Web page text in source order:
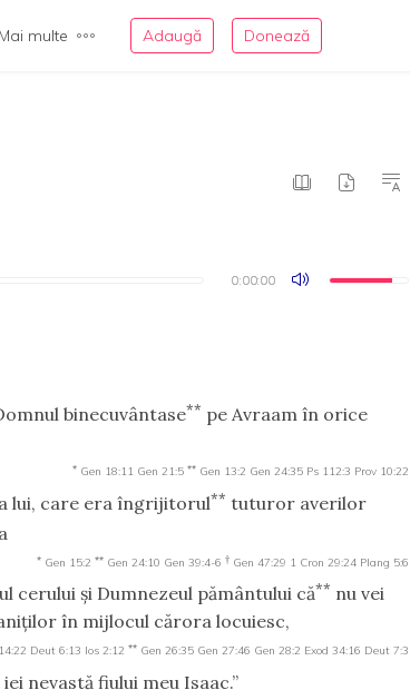
Mai multe Adaugă Donează
0:00:00
0:00:00
binecuvântase** pe Avraam în orice
* Gen 18:11 Gen 21:5 ** Gen 13:2 Gen 24:35 Ps 112:3 Prov 10:22
lui, care era îngrijitorul** tuturor averilor
* Gen 15:2 ** Gen 24:10 Gen 39:4-6 † Gen 47:29 1 Cron 29:24 Plang 5:6
cerului şi Dumnezeul pământului că** nu vei
în mijlocul cărora locuiesc,
Deut 6:13 Ios 2:12 ** Gen 26:35 Gen 27:46 Gen 28:2 Exod 34:16 Deut 7:3
nevastă fiului meu Isaac.”